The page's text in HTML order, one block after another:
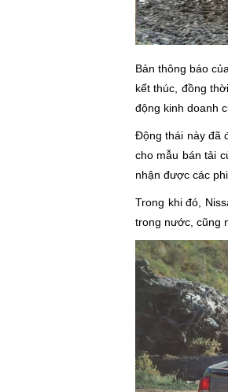
Bản thông báo
kết thúc, đồng
động kinh doanh
Động thái này đã
cho mẫu bán tải
nhận được các
Trong khi đó,
trong nước, cũng